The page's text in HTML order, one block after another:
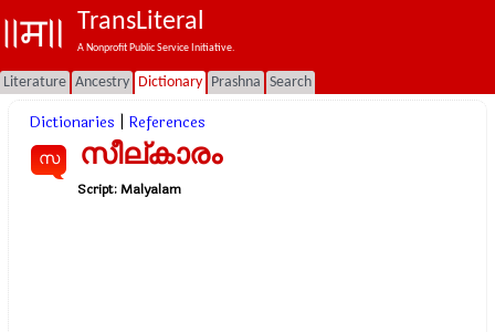
TransLiteral
A Nonprofit Public Service Initiative.
Literature Ancestry Dictionary Prashna Search
Dictionaries References
സ സീല്കാരം
Script:Malyalam